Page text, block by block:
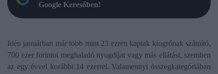
Google Keresőben!
Idén januárban már több mint 23 ezren kaptak kiugrónak számító,
700 ezer forintot meghaladó nyugdíjat vagy más ellátást, szemben
az egy évvel korábbi 14 ezerrel. Valamennyi összegkategóriában